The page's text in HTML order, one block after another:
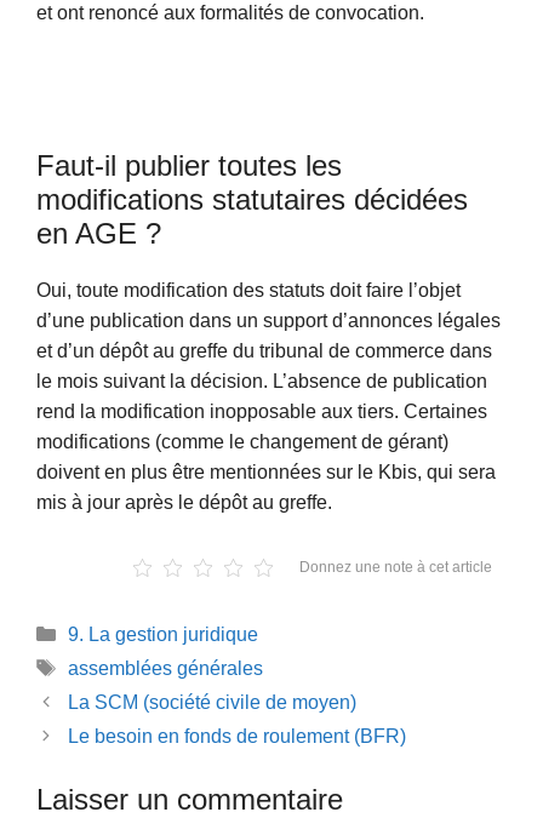
et ont renoncé aux formalités de convocation.
Faut-il publier toutes les
modifications statutaires décidées
en AGE ?
Oui, toute modification des statuts doit faire l’objet
d’une publication dans un support d’annonces légales
et d’un dépôt au greffe du tribunal de commerce dans
le mois suivant la décision. L’absence de publication
rend la modification inopposable aux tiers. Certaines
modifications (comme le changement de gérant)
doivent en plus être mentionnées sur le Kbis, qui sera
mis à jour après le dépôt au greffe.
Donnez une note à cet article
Catégories
9. La gestion juridique
Étiquettes
assemblées générales
La SCM (société civile de moyen)
Le besoin en fonds de roulement (BFR)
Laisser un commentaire